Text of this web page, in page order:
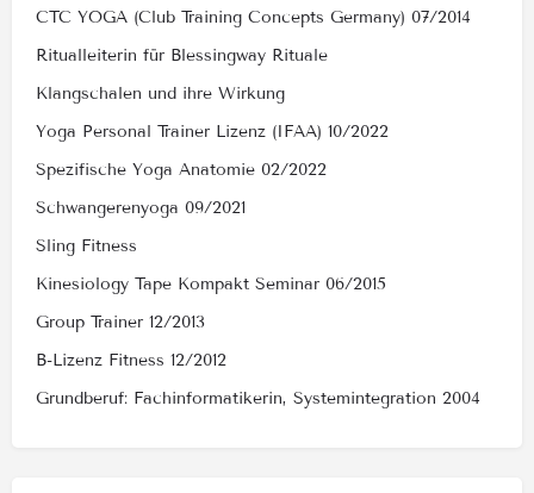
CTC YOGA (Club Training Concepts Germany) 07/2014
Ritualleiterin für Blessingway Rituale
Klangschalen und ihre Wirkung
Yoga Personal Trainer Lizenz (IFAA) 10/2022
Spezifische Yoga Anatomie 02/2022
Schwangerenyoga 09/2021
Sling Fitness
Kinesiology Tape Kompakt Seminar 06/2015
Group Trainer 12/2013
B-Lizenz Fitness 12/2012
Grundberuf: Fachinformatikerin, Systemintegration 2004